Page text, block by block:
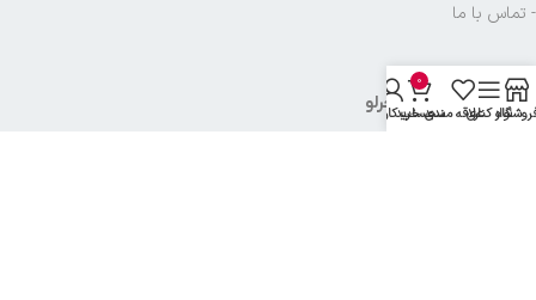
- تماس با ما
نماد های بازرگانی آجرلو
نوار کناریعلاقه مندی
0
سبد خرید
حساب کاربری من